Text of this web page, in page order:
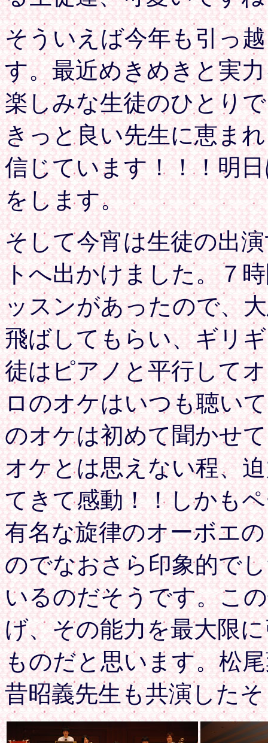
そういえば今年も引っ
す。最近めきめきと実
楽しみな生徒のひとり
きっと良い先生に恵ま
信じています！！！明
をします。
そして今宵は生徒の出
トへ出かけました。７
ッスンがあったので、
飛ばしてもらい、ギリ
徒はピアノと平行して
ロのオケはいつも聴い
のオケは初めて聞かせ
オケとは思えない程、
てきて感動！！しかも
有名な旋律のオーボエ
のでなおさら印象的で
いるのだそうです。こ
げ、その能力を最大限
ものだと思います。松
昔昭義先生も共演した